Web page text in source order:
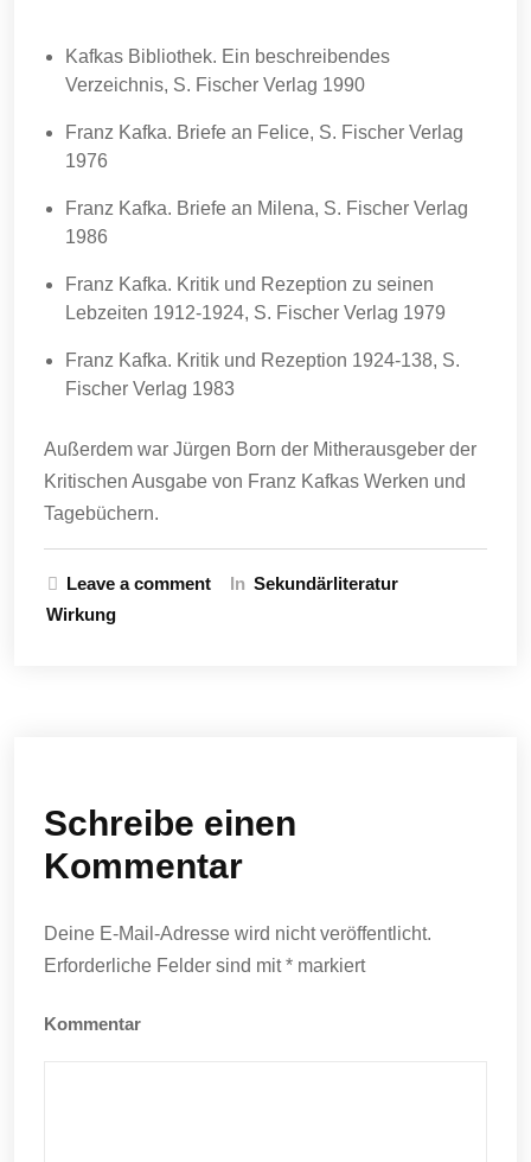
Kafkas Bibliothek. Ein beschreibendes
Verzeichnis, S. Fischer Verlag 1990
Franz Kafka. Briefe an Felice, S. Fischer Verlag
1976
Franz Kafka. Briefe an Milena, S. Fischer Verlag
1986
Franz Kafka. Kritik und Rezeption zu seinen
Lebzeiten 1912-1924, S. Fischer Verlag 1979
Franz Kafka. Kritik und Rezeption 1924-138, S.
Fischer Verlag 1983
Außerdem war Jürgen Born der Mitherausgeber der
Kritischen Ausgabe von Franz Kafkas Werken und
Tagebüchern.
Leave a comment In Sekundärliteratur
Wirkung
Schreibe einen
Kommentar
Deine E-Mail-Adresse wird nicht veröffentlicht.
Erforderliche Felder sind mit* markiert
Kommentar